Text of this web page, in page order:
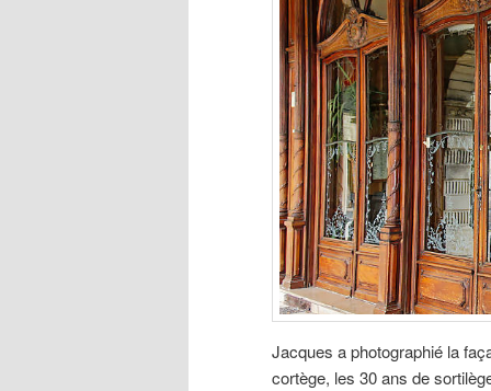
Jacques a photographié la
cortège, les 30 ans de